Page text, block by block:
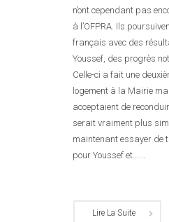
n’ont cependant pas
à l’OFPRA. Ils
français avec des
Youssef, des progrès
Celle-ci a fait une
logement à la Mairie
acceptaient de
serait vraiment plus
maintenant essayer de
pour Youssef et......
Lire La Suite